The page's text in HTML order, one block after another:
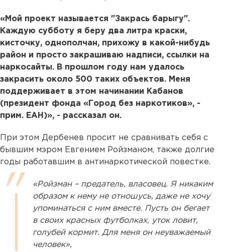
«Мой проект называется "Закрась барыгу".
Каждую субботу я беру два литра краски,
кисточку, однополчан, прихожу в какой-нибудь
район и просто закрашиваю надписи, ссылки на
наркосайты. В прошлом году нам удалось
закрасить около 500 таких объектов. Меня
поддерживает в этом начинании Кабанов
(президент фонда «Город без наркотиков», -
прим. ЕАН)», - рассказал он.
При этом Дербенев просит не сравнивать себя с
бывшим мэром Евгением Ройзманом, также долгие
годы работавшим в антинаркотической повестке.
«Ройзман – предатель, власовец. Я никаким
образом к нему не отношусь, даже не хочу
упоминаться с ним вместе. Пусть он бегает
в своих красных футболках, уток ловит,
голубей кормит. Для меня он неуважаемый
человек»,